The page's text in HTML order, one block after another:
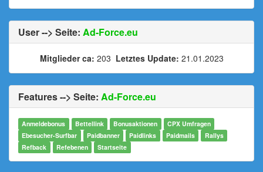
User --> Seite: Ad-Force.eu
Mitglieder ca: 203 Letztes Update: 21.01.2023
Features --> Seite: Ad-Force.eu
Anmeldebonus Bettellink Bonusaktionen
CPX Umfragen
Ebesucher-Surfbar
Paidbanner Paidlinks Paidmails
Rallys
Refback
Refebenen Startseite